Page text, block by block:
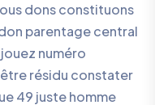
dons constituons
parentage central
numéro
résidu constater
49 juste homme